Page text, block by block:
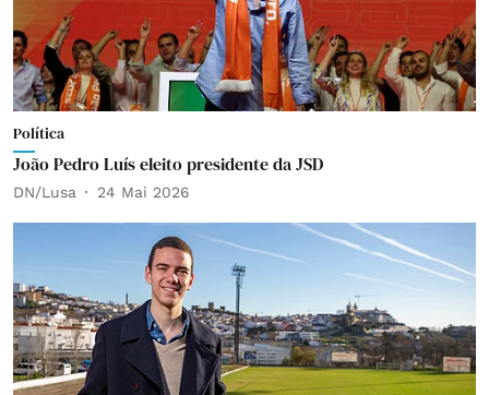
Política
João Pedro Luís eleito presidente da JSD
DN/Lusa 24 Mai 2026